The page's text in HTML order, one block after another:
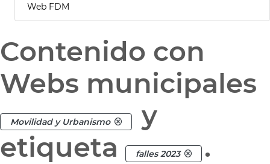
Web FDM
Contenido con
Webs municipales
Movilidad y Urbanismo
y
etiqueta
falles 2023 .